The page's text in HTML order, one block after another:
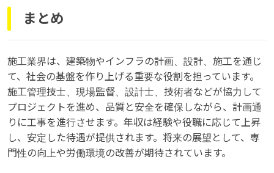
まとめ
施工業界は、建築物やインフラの計画、設計、施工を通じ
て、社会の基盤を作り上げる重要な役割を担っています。
施工管理技士、現場監督、設計士、技術者などが協力して
プロジェクトを進め、品質と安全を確保しながら、計画通
りに工事を進行させます。年収は経験や役職に応じて上昇
し、安定した待遇が提供されます。将来の展望として、専
門性の向上や労働環境の改善が期待されています。